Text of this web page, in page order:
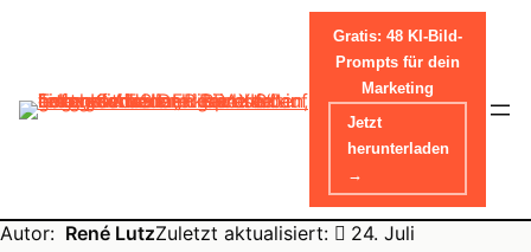
Skip
Gratis: 48 KI-Bild-
Prompts für dein
Marketing
Jetzt
herunterladen
→
Home-Tools-Claude
Claude Preise 2026: Alle
Pläne im Vergleich
Autor: René LutzZuletzt aktualisiert:
24. Juli